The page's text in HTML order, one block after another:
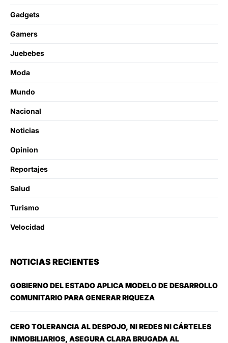
Gadgets
Gamers
Juebebes
Moda
Mundo
Nacional
Noticias
Opinion
Reportajes
Salud
Turismo
Velocidad
NOTICIAS RECIENTES
GOBIERNO DEL ESTADO APLICA MODELO DE DESARROLLO
COMUNITARIO PARA GENERAR RIQUEZA
CERO TOLERANCIA AL DESPOJO, NI REDES NI CÁRTELES
INMOBILIARIOS, ASEGURA CLARA BRUGADA AL